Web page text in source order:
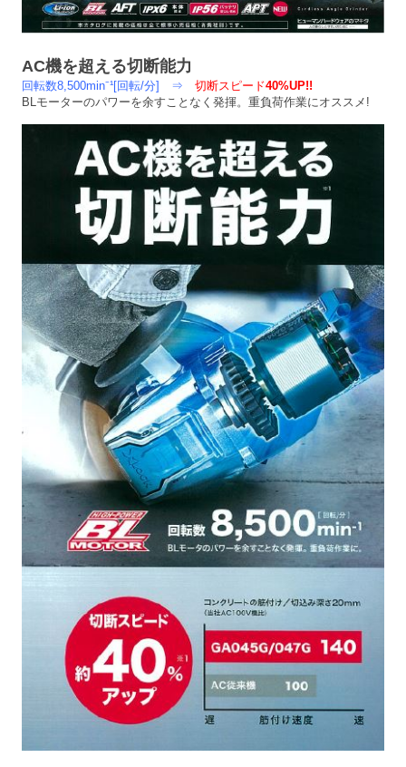
AC機を超える切断能力
回転数8,500min⁻¹[回転/分] ⇒ 切断スピード40%UP!!
BLモーターのパワーを余すことなく発揮。重負荷作業にオススメ!